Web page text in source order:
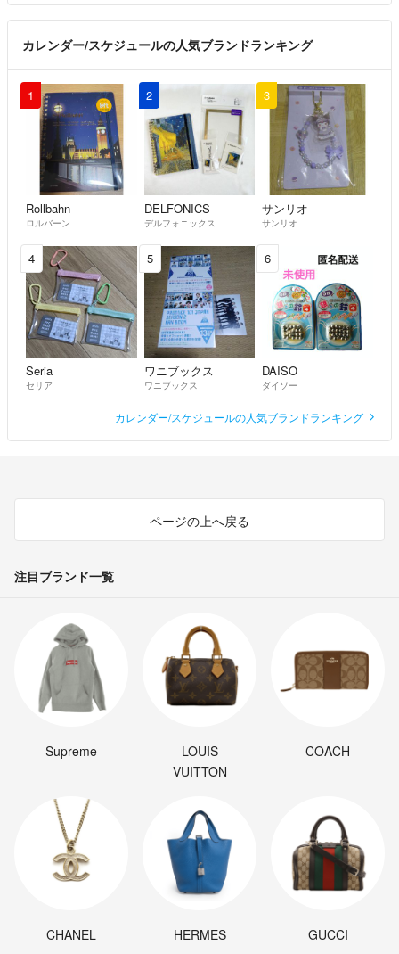
カレンダー/スケジュールの人気ブランドランキング
1
Rollbahn
ロルバーン
2
DELFONICS
デルフォニックス
3
サンリオ
サンリオ
4
Seria
セリア
5
ワニブックス
ワニブックス
6
DAISO
ダイソー
カレンダー/スケジュールの人気ブランドランキング
ページの上へ戻る
注目ブランド一覧
Supreme
LOUIS
VUITTON
COACH
CHANEL HERMES GUCCI